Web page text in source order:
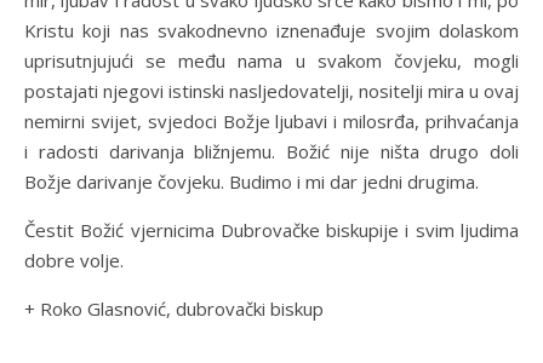
Kristu koji nas svakodnevno iznenađuje svojim dolaskom
uprisutnjujući se među nama u svakom čovjeku, mogli
postajati njegovi istinski nasljedovatelji, nositelji mira u ovaj
nemirni svijet, svjedoci Božje ljubavi i milosrđa, prihvaćanja
i radosti darivanja bližnjemu. Božić nije ništa drugo doli
Božje darivanje čovjeku. Budimo i mi dar jedni drugima.
Čestit Božić vjernicima Dubrovačke biskupije i svim ljudima
dobre volje.
+ Roko Glasnović, dubrovački biskup